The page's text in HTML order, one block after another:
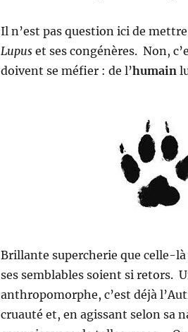
Il n’est pas question ici de
Lupuset ses congénères. Non,
doivent se méfier : de l’humain
Brillante supercherie que celle-là
ses semblables soient si retors.
anthropomorphe, c’est déjà
cruauté et, en agissant selon sa